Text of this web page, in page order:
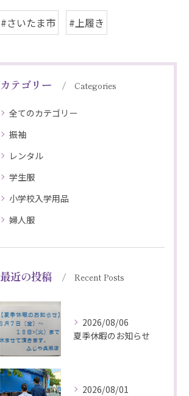
#さいたま市 #上履き
カテゴリー Categories
全てのカテゴリー
振袖
レンタル
学生服
小学校入学用品
婦人服
最近の投稿 Recent Posts
2026/08/06
夏季休暇のお知らせ
2026/08/01